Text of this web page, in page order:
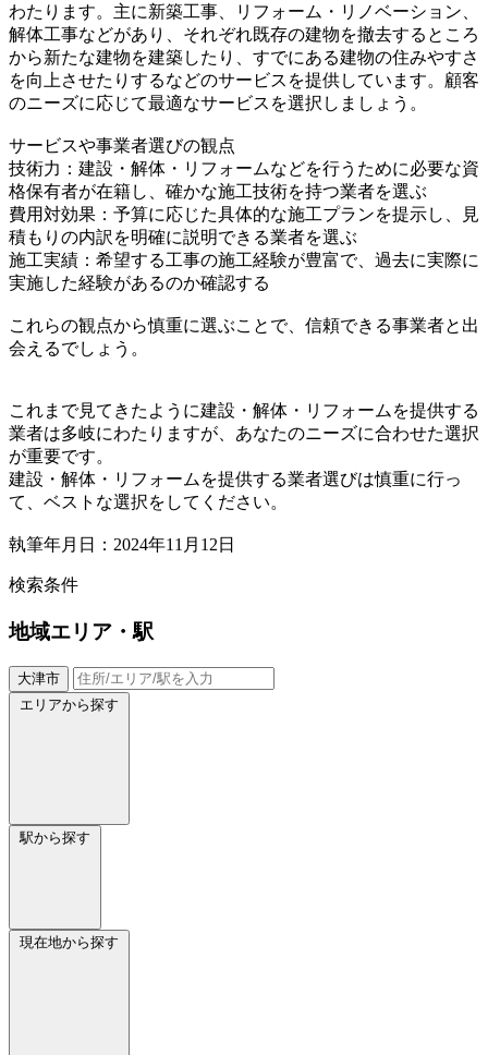
わたります。主に新築工事、リフォーム・リノベーション、
解体工事などがあり、それぞれ既存の建物を撤去するところ
から新たな建物を建築したり、すでにある建物の住みやすさ
を向上させたりするなどのサービスを提供しています。顧客
のニーズに応じて最適なサービスを選択しましょう。
サービスや事業者選びの観点
技術力：建設・解体・リフォームなどを行うために必要な資
格保有者が在籍し、確かな施工技術を持つ業者を選ぶ
費用対効果：予算に応じた具体的な施工プランを提示し、見
積もりの内訳を明確に説明できる業者を選ぶ
施工実績：希望する工事の施工経験が豊富で、過去に実際に
実施した経験があるのか確認する
これらの観点から慎重に選ぶことで、信頼できる事業者と出
会えるでしょう。
これまで見てきたように建設・解体・リフォームを提供する
業者は多岐にわたりますが、あなたのニーズに合わせた選択
が重要です。
建設・解体・リフォームを提供する業者選びは慎重に行っ
て、ベストな選択をしてください。
執筆年月日：2024年11月12日
検索条件
地域エリア・駅
大津市
エリアから探す
駅から探す
現在地から探す